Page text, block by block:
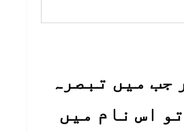
جب میں تبصرہ
اس نام میں